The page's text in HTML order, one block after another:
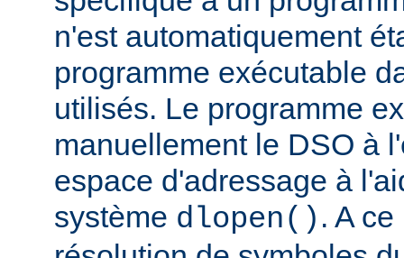
n'est automatiquement
programme exécutable
utilisés. Le programme
manuellement le DSO à
espace d'adressage à
système dlopen() . A